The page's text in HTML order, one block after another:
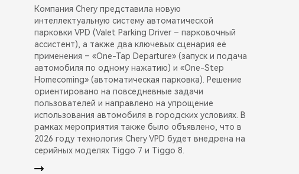
Компания Chery представила новую
интеллектуальную систему автоматической
парковки VPD (Valet Parking Driver – парковочный
ассистент), а также два ключевых сценария её
применения – «One-Tap Departure» (запуск и подача
автомобиля по одному нажатию) и «One-Step
Homecoming» (автоматическая парковка). Решение
ориентировано на повседневные задачи
пользователей и направлено на упрощение
использования автомобиля в городских условиях. В
рамках мероприятия также было объявлено, что в
2026 году технология Chery VPD будет внедрена на
серийных моделях Tiggo 7 и Tiggo 8.